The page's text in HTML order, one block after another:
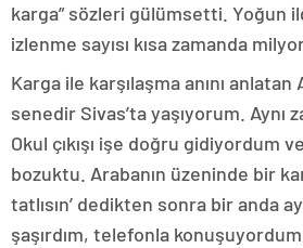
karga” sözleri gülümsetti. Yoğun
izlenme sayısı kısa zamanda
Karga ile karşılaşma anını anlatan
senedir Sivas’ta yaşıyorum. Aynı
Okul çıkışı işe doğru gidiyordum
bozuktu. Arabanın üzeninde bir
tatlısın’ dedikten sonra bir anda
şaşırdım, telefonla